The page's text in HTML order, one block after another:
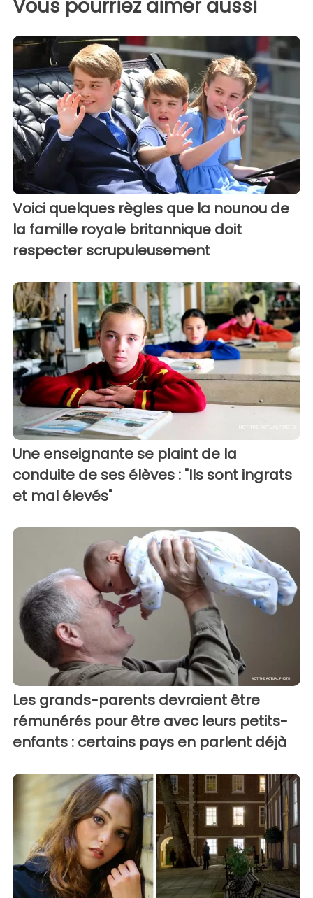
Vous pourriez aimer aussi
Voici quelques règles que la nounou de
la famille royale britannique doit
respecter scrupuleusement
Une enseignante se plaint de la
conduite de ses élèves : "Ils sont ingrats
et mal élevés"
Les grands-parents devraient être
rémunérés pour être avec leurs petits-
enfants : certains pays en parlent déjà